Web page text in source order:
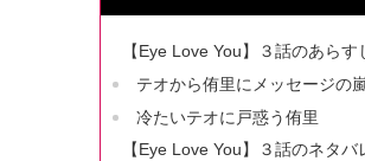
【Eye Love You】３話のあらす
テオから侑里にメッセージの嵐
冷たいテオに戸惑う侑里
【Eye Love You】３話のネタバ